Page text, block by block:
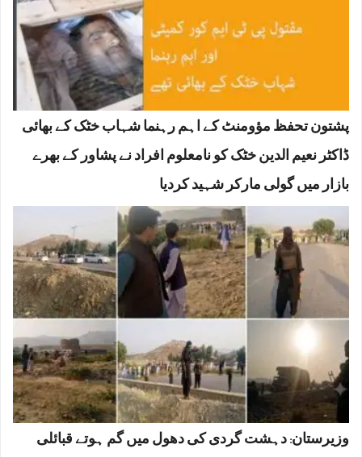
پشتون تحفظ مؤومنٹ کے اہم رہنما شہاب خٹک کے بھائی
ڈاکٹر نعیم الدین خٹک کو نامعلوم افراد نے پشاور کے بھرے
بازار میں گولی مارکر شہید کردیا
وزیرستان: دہشت گردی کی دھول میں گم ہوتے قبائلی